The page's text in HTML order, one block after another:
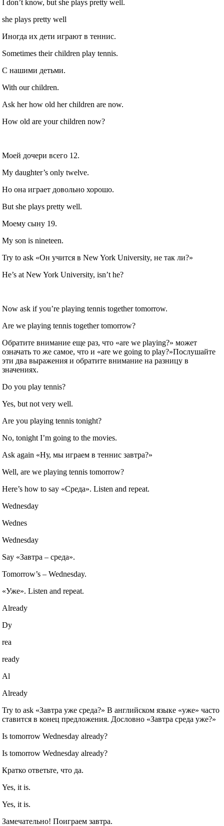
I don’t know, but she plays pretty well.
she plays pretty well
Иногда их дети играют в теннис.
Sometimes their children play tennis.
С нашими детьми.
With our children.
Ask her how old her children are now.
How old are your children now?
Моей дочери всего 12.
My daughter’s only twelve.
Но она играет довольно хорошо.
But she plays pretty well.
Моему сыну 19.
My son is nineteen.
Try to ask «Он учится в New York University, не так ли?»
He’s at New York University, isn’t he?
Now ask if you’re playing tennis together tomorrow.
Are we playing tennis together tomorrow?
Обратите внимание еще раз, что «are we playing?» может
означать то же самое, что и «are we going to play?»Послушайте
эти два выражения и обратите внимание на разницу в
значениях.
Do you play tennis?
Yes, but not very well.
Are you playing tennis tonight?
No, tonight I’m going to the movies.
Ask again «Ну, мы играем в теннис завтра?»
Well, are we playing tennis tomorrow?
Here’s how to say «Среда». Listen and repeat.
Wednesday
Wednes
Wednesday
Say «Завтра – среда».
Tomorrow’s – Wednesday.
«Уже». Listen and repeat.
Already
Dy
rea
ready
Al
Already
Try to ask «Завтра уже среда?» В английском языке «уже» часто
ставится в конец предложения. Дословно «Завтра среда уже?»
Is tomorrow Wednesday already?
Is tomorrow Wednesday already?
Кратко ответьте, что да.
Yes, it is.
Yes, it is.
Замечательно! Поиграем завтра.